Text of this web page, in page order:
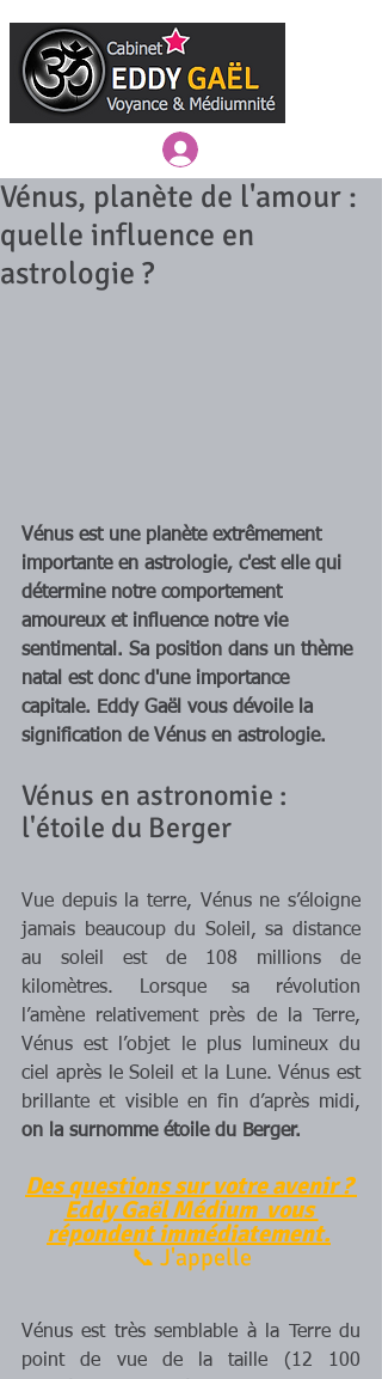
Vénus, planète de l'amour :
quelle influence en
astrologie ?
Vénus est une planète extrêmement
importante en astrologie, c'est elle qui
détermine notre comportement
amoureux et influence notre vie
sentimental. Sa position dans un thème
natal est donc d'une importance
capitale. Eddy Gaël vous dévoile la
signification de Vénus en astrologie.
Vénus en astronomie :
l'étoile du Berger
Vue depuis la terre, Vénus ne s’éloigne
jamais beaucoup du Soleil, sa distance
au soleil est de 108 millions de
kilomètres. Lorsque sa révolution
l’amène relativement près de la Terre,
Vénus est l’objet le plus lumineux du
ciel après le Soleil et la Lune. Vénus est
on la surnomme étoile du Berger.
Des questions sur votre avenir ?
Eddy Gaël Médium  vous
répondent immédiatement.
📞 J'appelle
Vénus est très semblable à la Terre du
point de vue de la taille (12 100